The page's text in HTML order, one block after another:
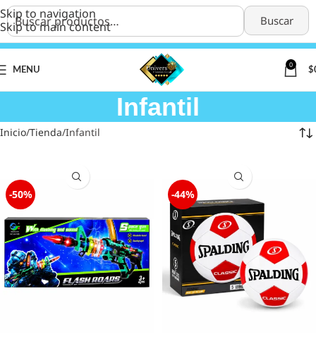
Buscar
Skip to navigation
Skip to main content
MENU
0
$
Infantil
Inicio Tienda Infantil
-50% -44%